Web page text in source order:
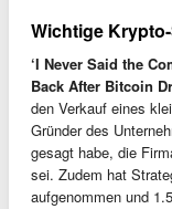
Wichtige
‘I Never Said the
Back After Bitcoin
den Verkauf eines
Gründer des
gesagt habe, die
sei. Zudem hat
aufgenommen und